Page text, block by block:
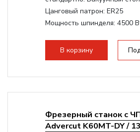
Цанговый патрон: ER25
Мощность шпинделя: 4500
Мощность инвертора:
В корзину
Фрезерный станок с
Advercut K60MT-DY /